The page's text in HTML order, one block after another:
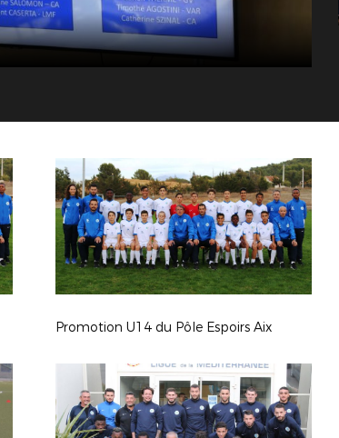
Promotion U14 du Pôle Espoirs Aix